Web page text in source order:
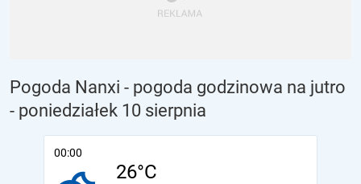
Pogoda Nanxi - pogoda godzinowa na jutro
- poniedziałek 10 sierpnia
00:00
26°C